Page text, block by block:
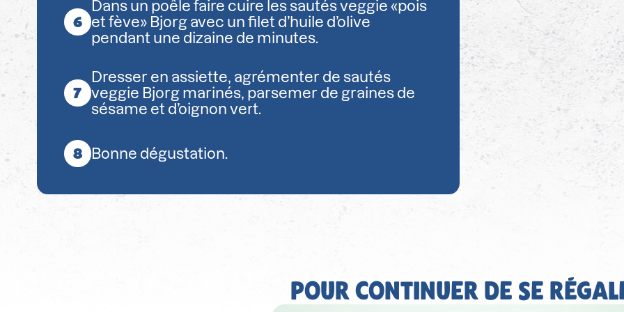
Dans un poêle faire cuire les sautés veggie «pois
et fève» Bjorg avec un filet d’huile d’olive
pendant une dizaine de minutes.
Dresser en assiette, agrémenter de sautés
veggie Bjorg marinés, parsemer de graines de
sésame et d’oignon vert.
Bonne dégustation.
POUR CONTINUER DE SE